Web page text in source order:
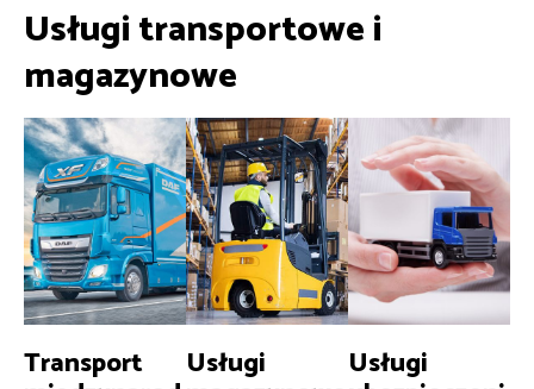
Usługi transportowe i
magazynowe
Transport Usługi Usługi